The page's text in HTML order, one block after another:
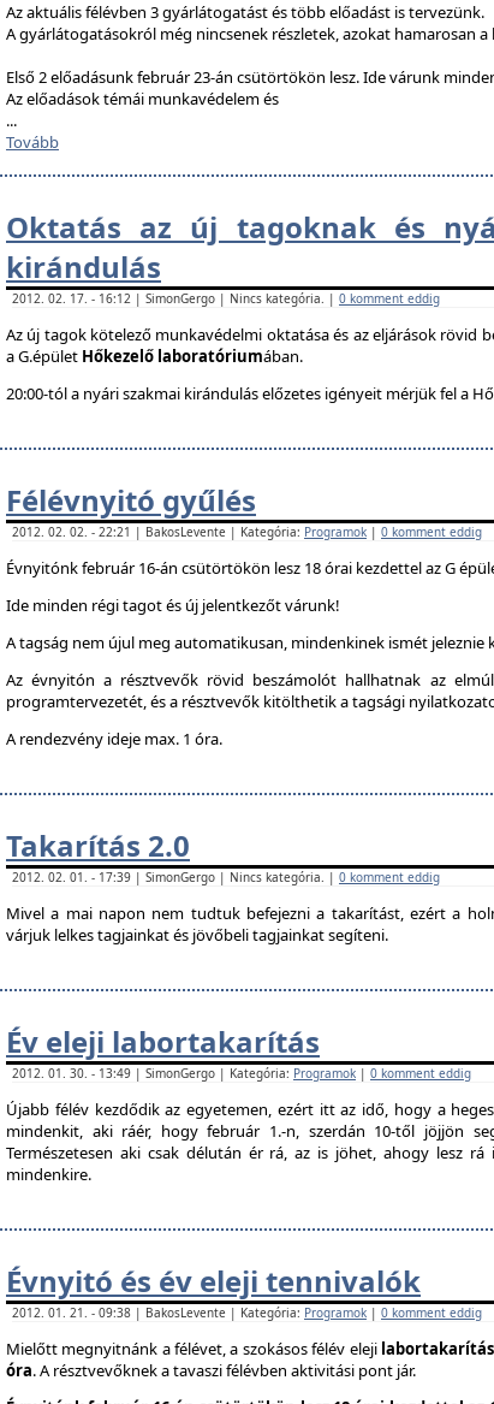
Az aktuális félévben 3 gyárlátogatást és több előadást is tervezünk.
A gyárlátogatásokról még nincsenek részletek, azokat hamarosan
Első 2 előadásunk február 23-án csütörtökön lesz. Ide várunk
Az előadások témái munkavédelem és
...
Tovább
Oktatás az új tagoknak és
kirándulás
2012. 02. 17. - 16:12 | SimonGergo | Nincs kategória. | 0 komment eddig
Az új tagok kötelező munkavédelmi oktatása és az eljárások rövid
a G.épület Hőkezelő laboratóriumában.
20:00-tól a nyári szakmai kirándulás előzetes igényeit mérjük fel a
Félévnyitó gyűlés
2012. 02. 02. - 22:21 | BakosLevente | Kategória: Programok | 0 komment eddig
Évnyitónk február 16-án csütörtökön lesz 18 órai kezdettel az G
Ide minden régi tagot és új jelentkezőt várunk!
A tagság nem újul meg automatikusan, mindenkinek ismét jeleznie
Az évnyitón a résztvevők rövid beszámolót hallhatnak az
programtervezetét, és a résztvevők kitölthetik a tagsági
A rendezvény ideje max. 1 óra.
Takarítás 2.0
2012. 02. 01. - 17:39 | SimonGergo | Nincs kategória. | 0 komment eddig
Mivel a mai napon nem tudtuk befejezni a takarítást, ezért a
várjuk lelkes tagjainkat és jövőbeli tagjainkat segíteni.
Év eleji labortakarítás
2012. 01. 30. - 13:49 | SimonGergo | Kategória: Programok | 0 komment eddig
Újabb félév kezdődik az egyetemen, ezért itt az idő, hogy a
mindenkit, aki ráér, hogy február 1.-n, szerdán 10-től jöjjön
Természetesen aki csak délután ér rá, az is jöhet, ahogy lesz
mindenkire.
Évnyitó és év eleji tennivalók
2012. 01. 21. - 09:38 | BakosLevente | Kategória: Programok | 0 komment eddig
Mielőtt megnyitnánk a félévet, a szokásos félév eleji labortakarítás
óra. A résztvevőknek a tavaszi félévben aktivitási pont jár.